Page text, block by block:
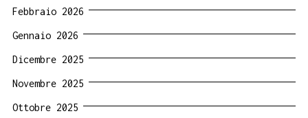
Febbraio 2026
Gennaio 2026
Dicembre 2025
Novembre 2025
Ottobre 2025